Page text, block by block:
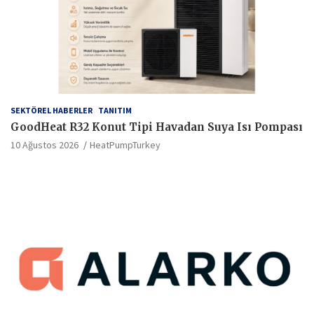
SEKTÖREL HABERLER TANITIM
GoodHeat R32 Konut Tipi Havadan Suya Isı Pompası
10 Ağustos 2026 HeatPumpTurkey